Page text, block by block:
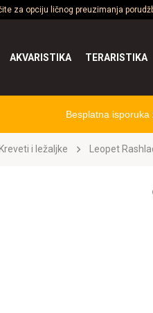
za opciju ličnog preuzimanja
AKVARISTIKA TERARISTIKA
Besplatna
Kreveti i ležaljke Leopet